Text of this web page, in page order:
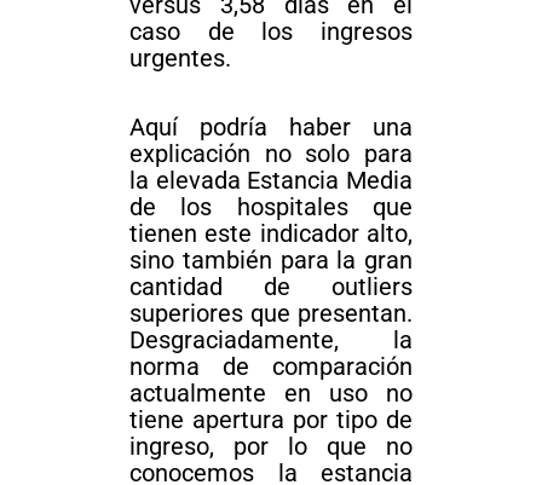
caso de los ingresos
urgentes.
Aquí podría haber una
explicación no solo para
la elevada Estancia Media
de los hospitales que
tienen este indicador alto,
sino también para la gran
cantidad de outliers
superiores que presentan.
Desgraciadamente, la
norma de comparación
actualmente en uso no
tiene apertura por tipo de
ingreso, por lo que no
conocemos la estancia